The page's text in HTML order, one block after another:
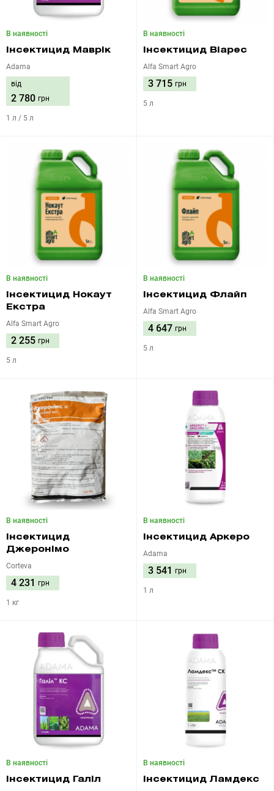
В наявності
Інсектицид Маврік
Adama
від
2 780 грн
1 л / 5 л
В наявності
Інсектицид Віарес
Alfa Smart Agro
3 715 грн
5 л
В наявності
Інсектицид Нокаут
Екстра
Alfa Smart Agro
2 255 грн
5 л
В наявності
Інсектицид Флайп
Alfa Smart Agro
4 647 грн
5 л
В наявності
Інсектицид
Джеронімо
Corteva
4 231 грн
1 кг
В наявності
Інсектицид Аркеро
Adama
3 541 грн
1 л
В наявності
Інсектицид Галіл
В наявності
Інсектицид Ламдекс